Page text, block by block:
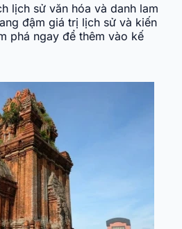
lịch sử văn hóa và danh lam
đậm giá trị lịch sử và kiến
phá ngay để thêm vào kế